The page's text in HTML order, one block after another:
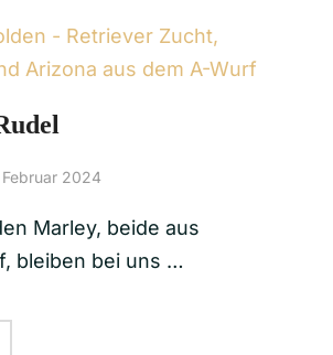
2024
Marley, beide aus
bleiben bei uns …